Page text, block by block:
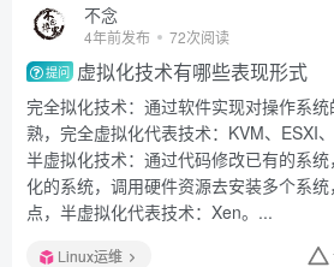
不念
4年前发布 72次阅读
提问 虚拟化技术有哪些表现形式
完全拟化技术：通过软件实现对操作系
熟，完全虚拟化代表技术：KVM、ESXI、
半虚拟化技术：通过代码修改已有的系
化的系统，调用硬件资源去安装多个系
点，半虚拟化代表技术：Xen。...
Linux运维